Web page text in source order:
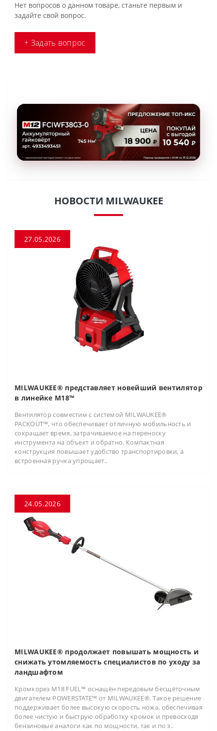
Нет вопросов о данном товаре, станьте первым и
задайте свой вопрос.
+ Задать вопрос
НОВОСТИ MILWAUKEE
27.05.2026
MILWAUKEE® представляет новейший вентилятор
в линейке M18™
Вентилятор совместим с системой MILWAUKEE®
PACKOUT™, что обеспечивает отличную мобильность и
сокращает время, затрачиваемое на переноску
инструмента на объект и обратно. Компактная
конструкция повышает удобство транспортировки, а
встроенная ручка упрощает..
24.05.2026
MILWAUKEE® продолжает повышать мощность и
снижать утомляемость специалистов по уходу за
ландшафтом
Кромкорез M18 FUEL™ оснащён передовым бесщёточным
двигателем POWERSTATE™ от MILWAUKEE®. Такое решение
поддерживает более высокую скорость ножа, обеспечивая
более чистую и быструю обработку кромок и превосходя
бензиновые аналоги как по мощности, так и по э..